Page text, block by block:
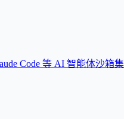
Code 等 AI 智能体沙箱